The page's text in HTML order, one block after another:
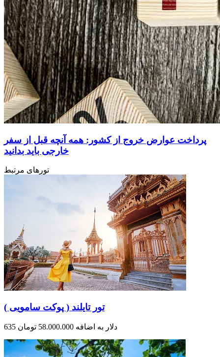
پرداخت عوارض خروج از کشور: همه آنچه قبل از سفر
خارجی باید بدانید
تورهای مرتبط
تور تایلند ( پوکت سامویی )
635 دلار به اضافه 58.000.000 تومان